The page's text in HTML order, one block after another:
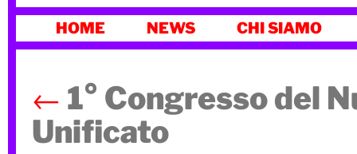
AL
HOME NEWS CHI SIAMO
← 1° Congresso del
Unificato